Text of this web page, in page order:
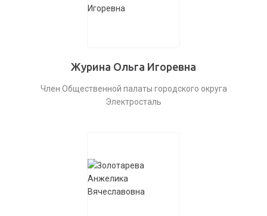
Журина Ольга Игоревна
Член Общественной палаты городского округа
Электросталь